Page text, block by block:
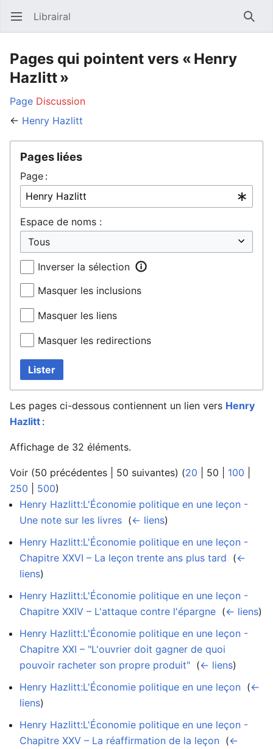
Ouvrir le menu principal Librairal
Pages qui pointent vers « Henry
Hazlitt »
Page Discussion
← Henry Hazlitt
Pages liées
Page :
Espace de noms :
Inverser la sélection
Masquer les inclusions
Masquer les liens
Masquer les redirections
Lister
Les pages ci-dessous contiennent un lien vers Henry
Hazlitt :
Affichage de 32 éléments.
Voir (50 précédentes 50 suivantes) (20 50 100
250
500)
Henry Hazlitt:L'Économie politique en une leçon -
Une note sur les livres (← liens)
Henry Hazlitt:L'Économie politique en une leçon -
Chapitre XXVI – La leçon trente ans plus tard (←
liens)
Henry Hazlitt:L'Économie politique en une leçon -
Chapitre XXIV – L'attaque contre l'épargne (← liens)
Henry Hazlitt:L'Économie politique en une leçon -
Chapitre XXI – "L'ouvrier doit gagner de quoi
pouvoir racheter son propre produit" (← liens)
Henry Hazlitt:L'Économie politique en une leçon (←
liens)
Henry Hazlitt:L'Économie politique en une leçon -
Chapitre XXV – La réaffirmation de la leçon (←